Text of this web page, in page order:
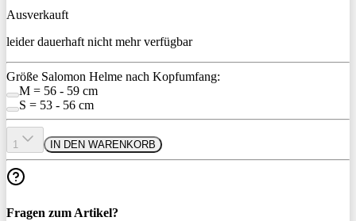
Ausverkauft
leider dauerhaft nicht mehr verfügbar
Größe Salomon Helme nach Kopfumfang:
M = 56 - 59 cm
S = 53 - 56 cm
1 IN DEN WARENKORB
Fragen zum Artikel?